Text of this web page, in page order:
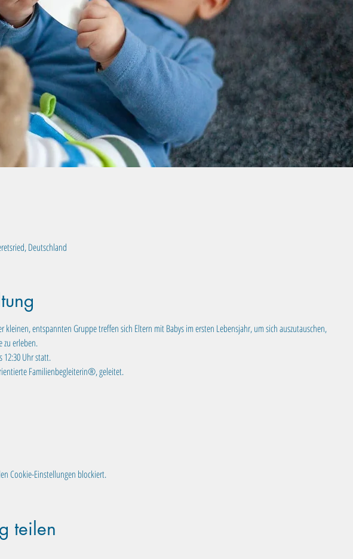
Deutschland
entspannten Gruppe treffen sich Eltern mit Babys im ersten Lebensjahr, um sich auszutauschen,
zu erleben.
12:30 Uhr statt.
Familienbegleiterin®, geleitet.
Cookie-Einstellungen blockiert.
teilen